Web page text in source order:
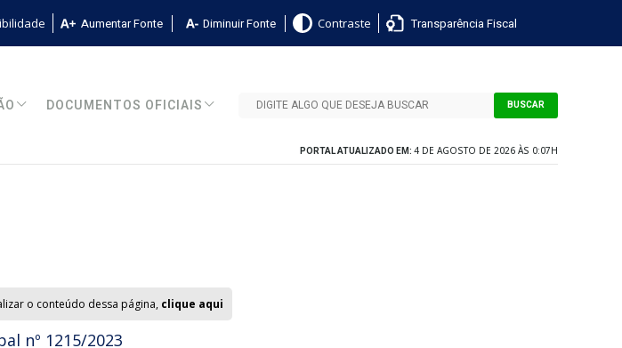
Aumentar Fonte Diminuir Fonte Contraste Transparência Fiscal
DOCUMENTOS OFICIAIS BUSCAR
PORTAL ATUALIZADO EM: 4 DE AGOSTO DE 2026 ÀS 0:07H
o conteúdo dessa página, clique aqui
nº 1215/2023